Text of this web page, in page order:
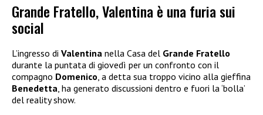
Grande Fratello, Valentina è una furia sui
social
L’ingresso di Valentina nella Casa del Grande Fratello
durante la puntata di giovedì per un confronto con il
compagno Domenico, a detta sua troppo vicino alla gieffina
Benedetta, ha generato discussioni dentro e fuori la ‘bolla’
del reality show.